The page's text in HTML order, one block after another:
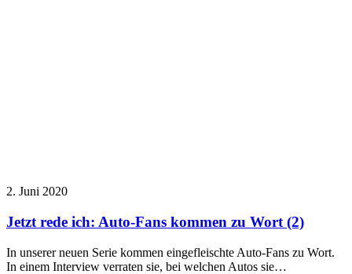
2. Juni 2020
Jetzt rede ich: Auto-Fans kommen zu Wort (2)
In unserer neuen Serie kommen eingefleischte Auto-Fans zu Wort.
In einem Interview verraten sie, bei welchen Autos sie…